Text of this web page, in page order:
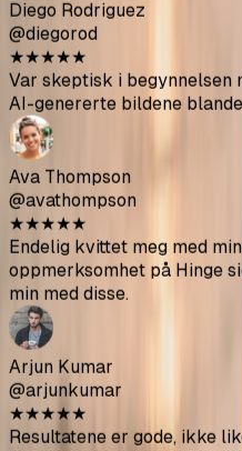
Arjun Kumar
@arjunkumar
★ ★★★★
Resultatene er gode, ikke
bilder men de hjelper til
verdi for pengene.
Mia Mitchell
@miamitchell
★★ ★★★
Etter andre runde fikk jeg
bare på å laste opp
Jason Park
@jasonpark